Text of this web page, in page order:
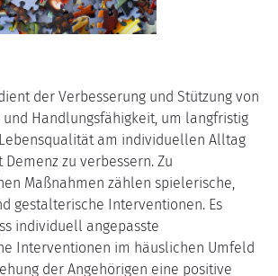
der Verbesserung und Stützung von
Handlungsfähigkeit, um langfristig
am individuellen Alltag
zu verbessern. Zu
Maßnahmen zählen spielerische,
gestalterische Interventionen. Es
individuell angepasste
Interventionen im häuslichen Umfeld
der Angehörigen eine positive